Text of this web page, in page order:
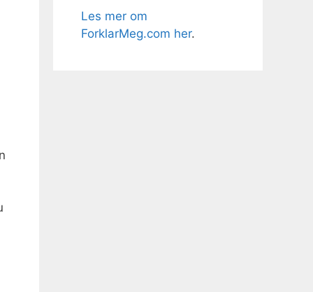
Les mer om
ForklarMeg.com her.